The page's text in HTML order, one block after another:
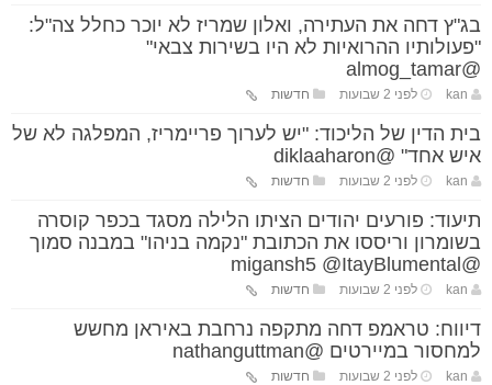
בג"ץ דחה את העתירה, ואלון שמריז לא יוכר כחלל צה"ל:
"פעולותיו ההרואיות לא היו בשירות צבאי"
@almog_tamar
kan לפני 2 שבועות חדשות
בית הדין של הליכוד: "יש לערוך פריימריז, המפלגה לא של
איש אחד" @diklaaharon
kan לפני 2 שבועות חדשות
תיעוד: פורעים יהודים הציתו הלילה מסגד בכפר קוסרה
בשומרון וריססו את הכתובת "נקמה בניהו" במבנה סמוך
@migansh5 @ItayBlumental
kan לפני 2 שבועות חדשות
דיווח: טראמפ דחה מתקפה נרחבת באיראן מחשש
למחסור במיירטים @nathanguttman
kan לפני 2 שבועות חדשות